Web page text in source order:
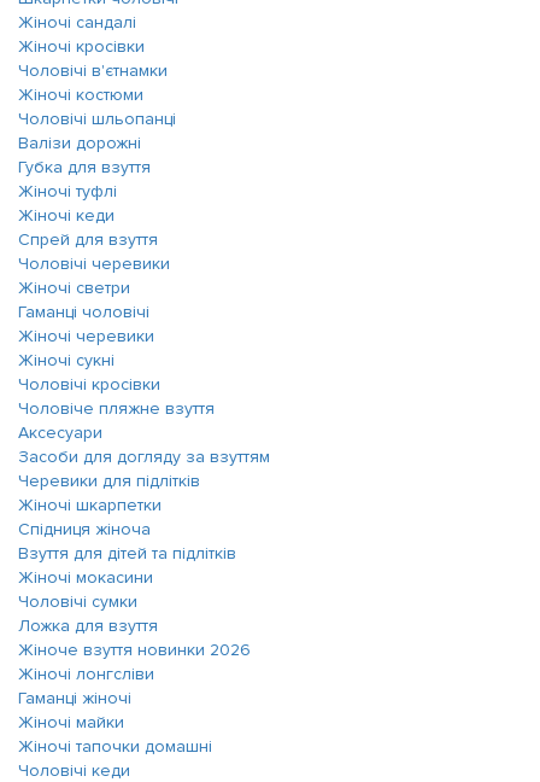
Жіночі сандалі
Жіночі кросівки
Чоловічі в'єтнамки
Жіночі костюми
Чоловічі шльопанці
Валізи дорожні
Губка для взуття
Жіночі туфлі
Жіночі кеди
Спрей для взуття
Чоловічі черевики
Жіночі светри
Гаманці чоловічі
Жіночі черевики
Жіночі сукні
Чоловічі кросівки
Чоловіче пляжне взуття
Аксесуари
Засоби для догляду за взуттям
Черевики для підлітків
Жіночі шкарпетки
Спідниця жіноча
Взуття для дітей та підлітків
Жіночі мокасини
Чоловічі сумки
Ложка для взуття
Жіноче взуття новинки 2026
Жіночі лонгсліви
Гаманці жіночі
Жіночі майки
Жіночі тапочки домашні
Чоловічі кеди